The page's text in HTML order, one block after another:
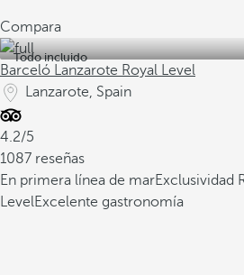
Compara
Todo incluido
Barceló Lanzarote Royal Level
Lanzarote, Spain
4.2/5
1087 reseñas
En primera línea de marExclusividad
LevelExcelente gastronomía